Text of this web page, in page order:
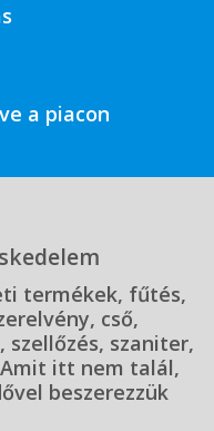
a piacon
termékek, fűtés,
cső,
szaniter,
Amit itt nem talál,
beszerezzük